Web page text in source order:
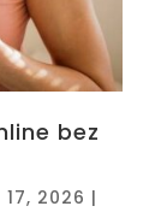
bez
2026 |